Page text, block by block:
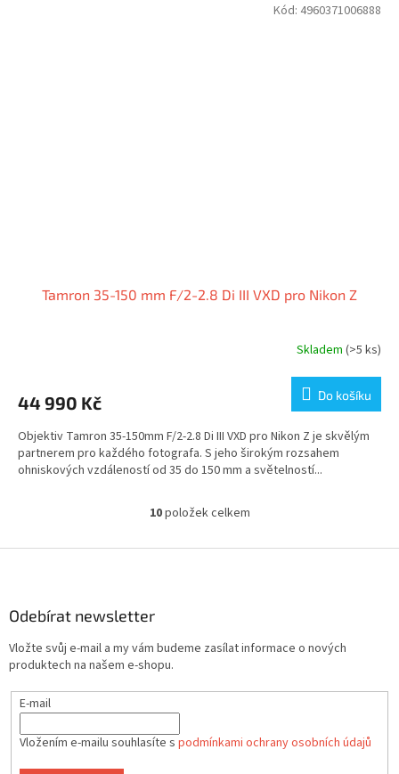
Tamron 35-150 mm F/2-2.8 Di III VXD pro Nikon Z
Skladem (>5 ks)
44 990 Kč Do košíku
Objektiv Tamron 35-150mm F/2-2.8 Di III VXD pro Nikon Z je skvělým
partnerem pro každého fotografa. S jeho širokým rozsahem
ohniskových vzdáleností od 35 do 150 mm a světelností...
Kód: 4960371006888
O
l
p
v
v
10položek celkem
Odebírat newsletter
Vložte svůj e-mail a my vám budeme zasílat informace o nových
produktech na našem e-shopu.
E-mail
Vložením e-mailu souhlasíte s podmínkami ochrany osobních údajů